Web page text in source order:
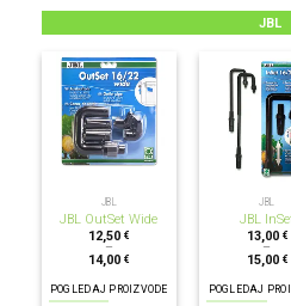
JBL
JBL
JBL OutSet Wide
12,50€
–
14,00€
POGLEDAJ PROIZVODE
JBL
JBL
13,00 €
–
15,00 €
POGLEDAJ